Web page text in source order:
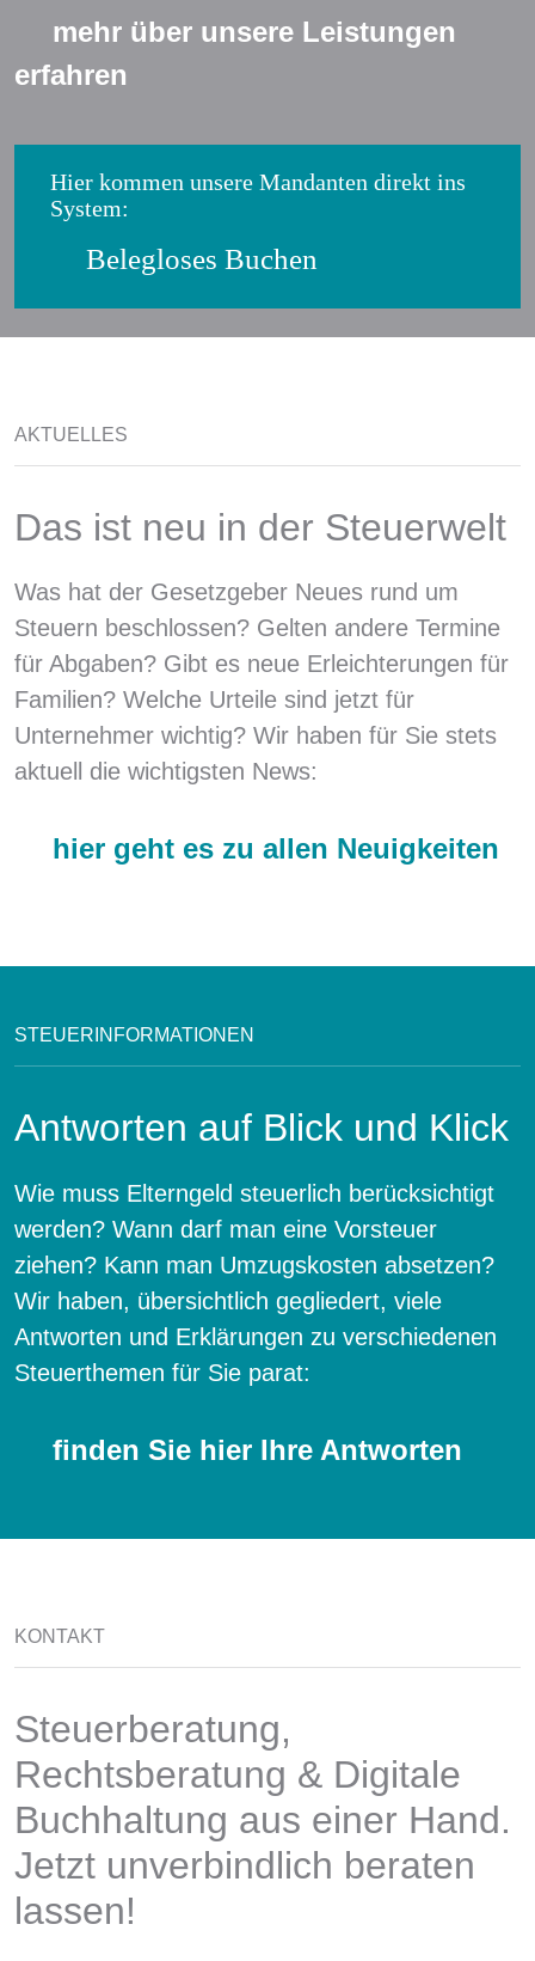
mehr über unsere Leistungen
erfahren
Hier kommen unsere Mandanten direkt ins
System:
Belegloses Buchen
AKTUELLES
Das ist neu in der Steuerwelt
Was hat der Gesetzgeber Neues rund um
Steuern beschlossen? Gelten andere Termine
für Abgaben? Gibt es neue Erleichterungen für
Familien? Welche Urteile sind jetzt für
Unternehmer wichtig? Wir haben für Sie stets
aktuell die wichtigsten News:
hier geht es zu allen Neuigkeiten
STEUERINFORMATIONEN
Antworten auf Blick und Klick
Wie muss Elterngeld steuerlich berücksichtigt
werden? Wann darf man eine Vorsteuer
ziehen? Kann man Umzugskosten absetzen?
Wir haben, übersichtlich gegliedert, viele
Antworten und Erklärungen zu verschiedenen
Steuerthemen für Sie parat:
finden Sie hier Ihre Antworten
KONTAKT
Steuerberatung,
Rechtsberatung & Digitale
Buchhaltung aus einer Hand.
Jetzt unverbindlich beraten
lassen!